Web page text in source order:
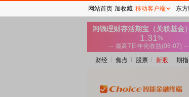
财经 焦点 股票 新股 期指
网站首页 加收藏 移动客户端 东方